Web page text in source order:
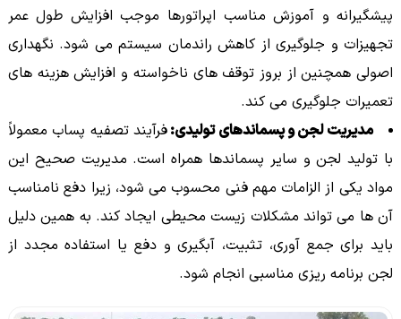
پیشگیرانه و آموزش مناسب اپراتورها موجب افزایش طول عمر
تجهیزات و جلوگیری از کاهش راندمان سیستم می شود. نگهداری
اصولی همچنین از بروز توقف های ناخواسته و افزایش هزینه های
تعمیرات جلوگیری می کند.
مدیریت لجن و پسماندهای تولیدی:فرآیند تصفیه پساب معمولاً
با تولید لجن و سایر پسماندها همراه است. مدیریت صحیح این
مواد یکی از الزامات مهم فنی محسوب می شود، زیرا دفع نامناسب
آن ها می تواند مشکلات زیست محیطی ایجاد کند. به همین دلیل
باید برای جمع آوری، تثبیت، آبگیری و دفع یا استفاده مجدد از
لجن برنامه ریزی مناسبی انجام شود.